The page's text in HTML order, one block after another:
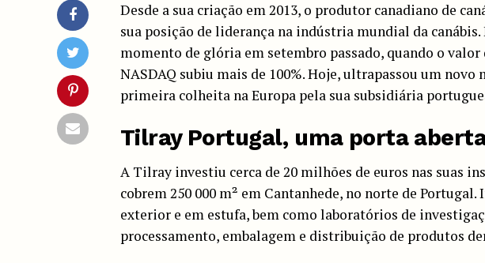
Desde a sua criação em 2013, o produtor canadiano de
sua posição de liderança na indústria mundial da
momento de glória em setembro passado, quando o valor
NASDAQ subiu mais de 100%. Hoje, ultrapassou um novo
primeira colheita na Europa pela sua subsidiária
Tilray Portugal, uma porta
A Tilray investiu cerca de 20 milhões de euros nas suas
cobrem 250 000 m² em Cantanhede, no norte de
exterior e em estufa, bem como laboratórios de
processamento, embalagem e distribuição de produtos